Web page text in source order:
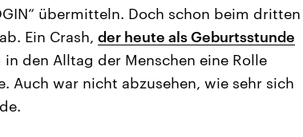
übermitteln. Doch schon beim dritten
Ein Crash, der heute als Geburtsstunde
in den Alltag der Menschen eine Rolle
Auch war nicht abzusehen, wie sehr sich